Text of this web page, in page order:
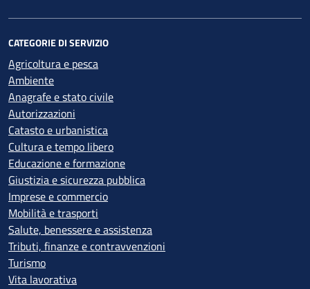
CATEGORIE DI SERVIZIO
Agricoltura e pesca
Ambiente
Anagrafe e stato civile
Autorizzazioni
Catasto e urbanistica
Cultura e tempo libero
Educazione e formazione
Giustizia e sicurezza pubblica
Imprese e commercio
Mobilità e trasporti
Salute, benessere e assistenza
Tributi, finanze e contravvenzioni
Turismo
Vita lavorativa